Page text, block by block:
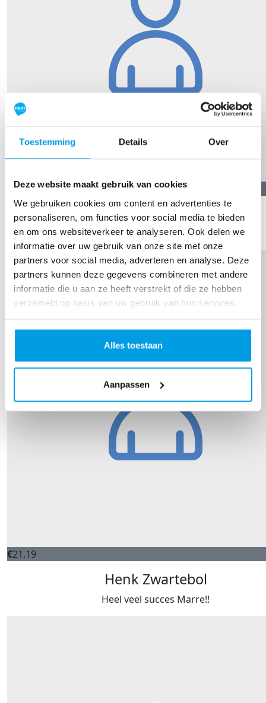
Toestemming Details Over
Deze website maakt gebruik van cookies
We gebruiken cookies om content en advertenties te
personaliseren, om functies voor social media te bieden
en om ons websiteverkeer te analyseren. Ook delen we
informatie over uw gebruik van onze site met onze
partners voor social media, adverteren en analyse. Deze
partners kunnen deze gegevens combineren met andere
informatie die u aan ze heeft verstrekt of die ze hebben
verzameld op basis van uw gebruik van hun services.
Alles toestaan
Aanpassen
10,00
Ian Boon
Heel veel succes!!
€21,19
Henk Zwartebol
Heel veel succes Marre!!